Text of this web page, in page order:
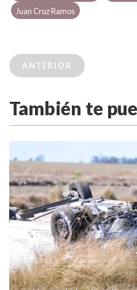
Juan Cruz Ramos
ANTERIOR
También te